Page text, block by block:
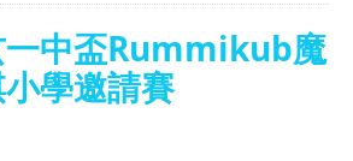
一中盃Rummikub魔
學邀請賽